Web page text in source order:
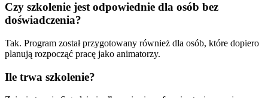
Czy szkolenie jest odpowiednie dla osób bez
doświadczenia?
Tak. Program został przygotowany również dla osób, które dopiero
planują rozpocząć pracę jako animatorzy.
Ile trwa szkolenie?